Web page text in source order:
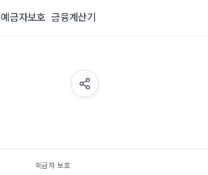
예금자보호 금융계산기
예금자 보호